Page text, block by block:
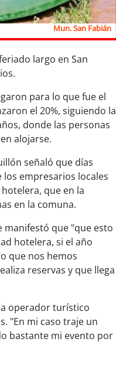
Mun. San Fabián
largo en San
para lo que fue el
el 20%, siguiendo la
donde las personas
alojarse.
señaló que días
empresarios locales
que en la
en la comuna.
manifestó que "que esto
hotelera, si el año
que nos hemos
reservas y que llega
operador turístico
"En mi caso traje un
bastante mi evento por